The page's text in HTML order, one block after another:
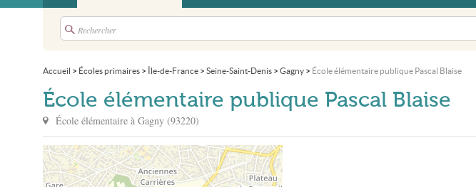
Accueil > Écoles primaires > Île-de-France > Seine-Saint-Denis > Gagny > École élémentaire publique Pascal Blaise
École élémentaire publique Pascal Blaise
École élémentaire à Gagny (93220)